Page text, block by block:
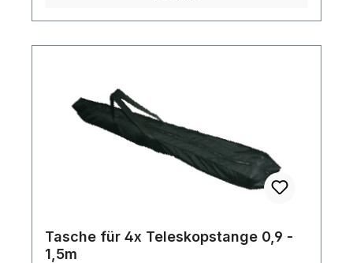
Tasche für 4x Teleskopstange 0,9 -
1,5m